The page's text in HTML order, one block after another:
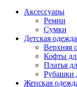
Аксессуары
Ремни
Сумки
Детская одежда
Верхняя
Кофты
Платья
Рубашки
Женская